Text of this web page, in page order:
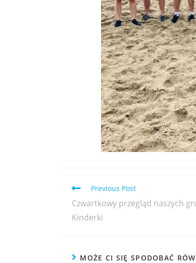
Previous Post
Czwartkowy przegląd naszych
Kinderki
MOŻE CI SIĘ SPODOBAĆ